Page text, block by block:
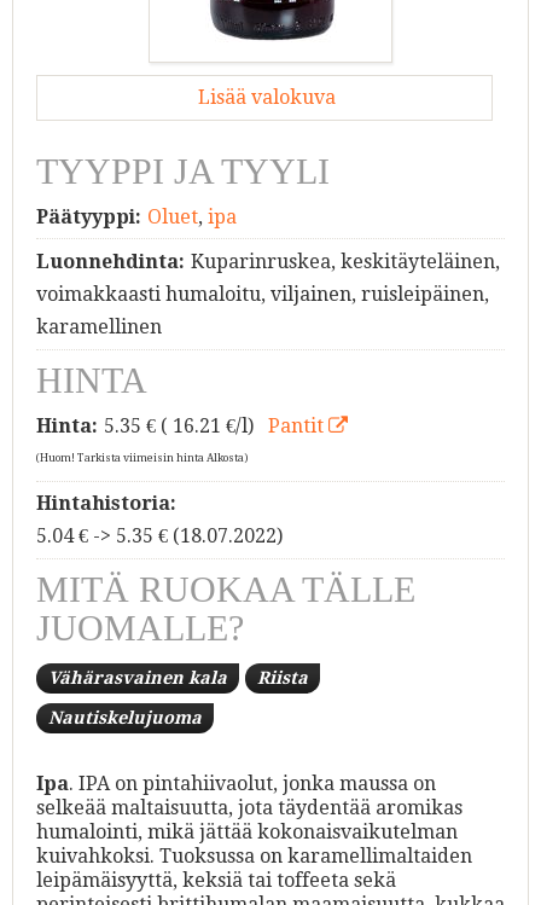
Lisää valokuva
TYYPPI JA TYYLI
Päätyyppi: Oluet, ipa
Luonnehdinta: Kuparinruskea, keskitäyteläinen,
voimakkaasti humaloitu, viljainen, ruisleipäinen,
karamellinen
HINTA
Hinta: 5.35 € ( 16.21 €/l) Pantit
(Huom! Tarkista viimeisin hinta Alkosta)
Hintahistoria:
5.04 € -> 5.35 € (18.07.2022)
MITÄ RUOKAA TÄLLE
JUOMALLE?
Vähärasvainen kala Riista
Nautiskelujuoma
Ipa. IPA on pintahiivaolut, jonka maussa on
selkeää maltaisuutta, jota täydentää aromikas
humalointi, mikä jättää kokonaisvaikutelman
kuivahkoksi. Tuoksussa on karamellimaltaiden
leipämäisyyttä, keksiä tai toffeeta sekä